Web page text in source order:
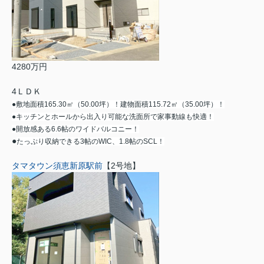
4280万円
4ＬＤＫ
●敷地面積165.30㎡（50.00坪）！建物面積115.72㎡（35.00坪）！
●キッチンとホールから出入り可能な洗面所で家事動線も快適！
●開放感ある6.6帖のワイドバルコニー！
●たっぷり収納できる3帖のWIC、1.8帖のSCL！
タマタウン須恵新原駅前 【2号地】